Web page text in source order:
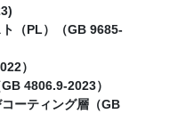
（PL）（GB 9685-
）
4806.9-2023）
ーティング層（GB